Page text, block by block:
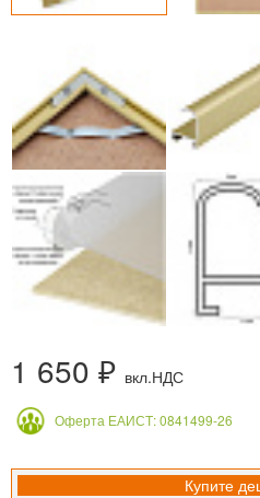
1 650 ₽ вкл.НДС
Оферта ЕАИСТ: 0841499-26
Купите